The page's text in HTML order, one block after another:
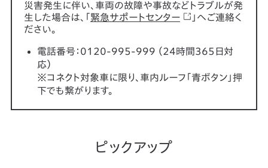
災害発生に伴い、車両の故障や事故などトラブルが発
生した場合は、「 緊急サポートセンター
」へご連絡く
ださい。
電話番号：0120-995-999 （24時間365日対
応）
※コネクト対象車に限り、車内ルーフ「青ボタン」押
下でも繋がります。
ピックアップ